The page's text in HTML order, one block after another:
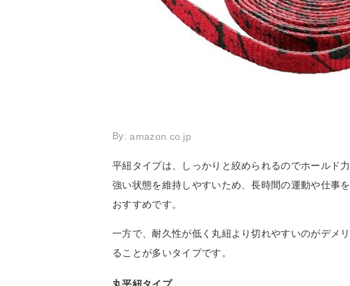
By:amazon.co.jp
平紐タイプは、しっかりと絞められるのでホールド
強い状態を維持しやすいため、長時間の運動や仕事
おすすめです。
一方で、耐久性が低く丸紐より切れやすいのがデメ
ることが多いタイプです。